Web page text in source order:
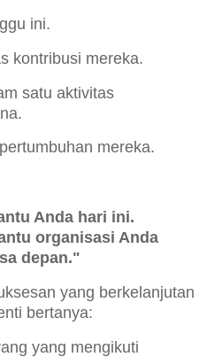
ini.
kontribusi mereka.
satu aktivitas
mereka.
Anda hari ini.
organisasi Anda
depan."
yang berkelanjutan
bertanya:
yang mengikuti